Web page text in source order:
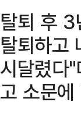
탈퇴 후 3
탈퇴하고
시달렸다
고 소문